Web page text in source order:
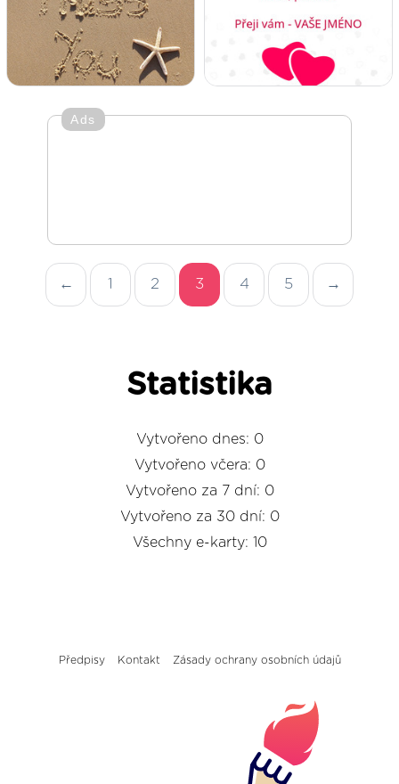
Ads
← 1 2 3 4 5 →
Statistika
Vytvořeno dnes: 0
Vytvořeno včera: 0
Vytvořeno za 7 dní: 0
Vytvořeno za 30 dní: 0
Všechny e-karty: 10
Předpisy Kontakt Zásady ochrany osobních údajů